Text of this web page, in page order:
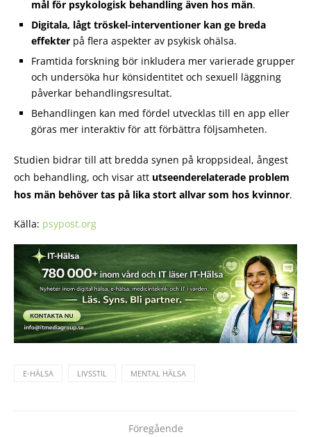
mål för psykologisk behandling även hos män.
Digitala, lågt tröskel-interventioner kan ge breda
effekter på flera aspekter av psykisk ohälsa.
Framtida forskning bör inkludera mer varierade grupper
och undersöka hur könsidentitet och sexuell läggning
påverkar behandlingsresultat.
Behandlingen kan med fördel utvecklas till en app eller
göras mer interaktiv för att förbättra följsamheten.
Studien bidrar till att bredda synen på kroppsideal, ångest
och behandling, och visar att utseenderelaterade problem
hos män behöver tas på lika stort allvar som hos kvinnor.
Källa: psypost.org
E-HÄLSA LIVSSTIL MENTAL HÄLSA
Föregående